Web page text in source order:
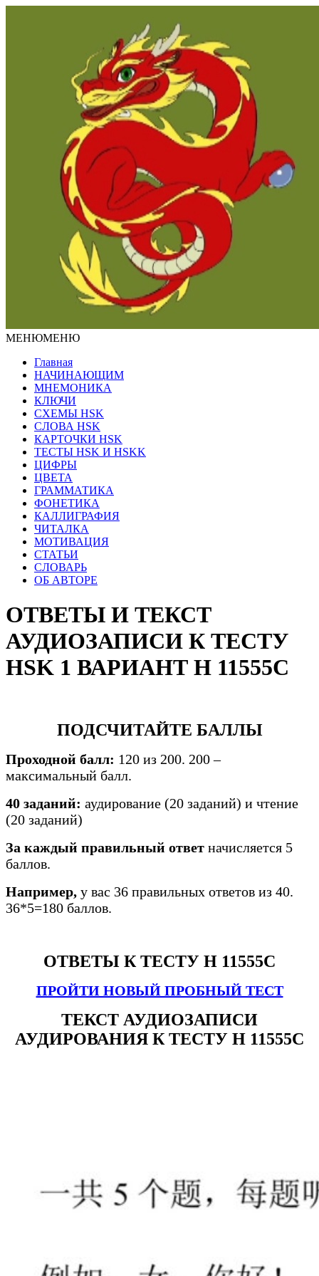
МЕНЮМЕНЮ
Главная
НАЧИНАЮЩИМ
МНЕМОНИКА
КЛЮЧИ
СХЕМЫ HSK
СЛОВА HSK
КАРТОЧКИ HSK
ТЕСТЫ HSK И HSKK
ЦИФРЫ
ЦВЕТА
ГРАММАТИКА
ФОНЕТИКА
КАЛЛИГРАФИЯ
ЧИТАЛКА
МОТИВАЦИЯ
СТАТЬИ
СЛОВАРЬ
ОБ АВТОРЕ
ОТВЕТЫ И ТЕКСТ
АУДИОЗАПИСИ К ТЕСТУ
HSK 1 ВАРИАНТ H 11555С
ПОДСЧИТАЙТЕ БАЛЛЫ
Проходной балл: 120 из 200. 200 –
максимальный балл.
40 заданий: аудирование (20 заданий) и чтение
(20 заданий)
За каждый правильный ответ начисляется 5
баллов.
Например, у вас 36 правильных ответов из 40.
36*5=180 баллов.
ОТВЕТЫ К ТЕСТУ H 11555С
ПРОЙТИ НОВЫЙ ПРОБНЫЙ ТЕСТ
ТЕКСТ АУДИОЗАПИСИ
АУДИРОВАНИЯ К ТЕСТУ H 11555С